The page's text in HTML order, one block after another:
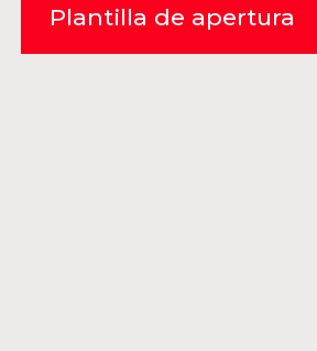
Plantilla de apertura